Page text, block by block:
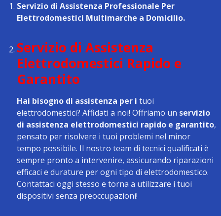
Servizio di Assistenza Professionale Per
Elettrodomestici Multimarche a Domicilio.
Servizio di Assistenza
Elettrodomestici Rapido e
Garantito
Hai bisogno di assistenza per i tuoi
elettrodomestici? Affidati a noi! Offriamo un servizio
di assistenza elettrodomestici rapido e garantito,
pensato per risolvere i tuoi problemi nel minor
tempo possibile. Il nostro team di tecnici qualificati è
sempre pronto a intervenire, assicurando riparazioni
efficaci e durature per ogni tipo di elettrodomestico.
Contattaci oggi stesso e torna a utilizzare i tuoi
dispositivi senza preoccupazioni!